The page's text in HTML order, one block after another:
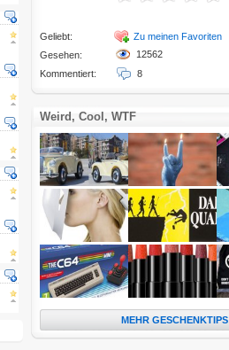
Geliebt:
Gesehen:
Kommentiert:
Zu meinen Favoriten
12562
8
Weird, Cool, WTF
MEHR GESCHENKTIPS